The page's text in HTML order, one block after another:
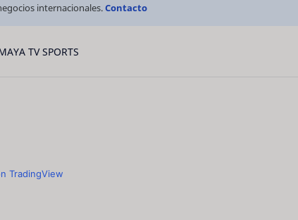
internacionales.Contacto
TV SPORTS
TradingView